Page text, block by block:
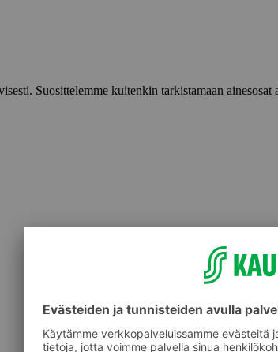
Suosittelemme kuitenkin tarkistamaan ainesosat